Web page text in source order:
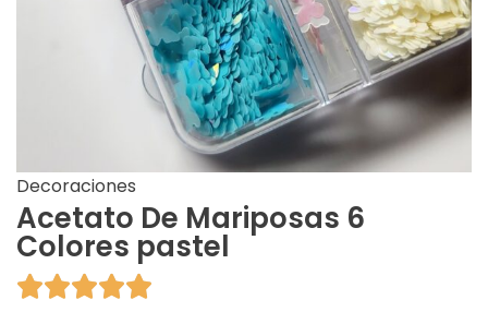
Decoraciones
Acetato De Mariposas 6
Colores pastel
